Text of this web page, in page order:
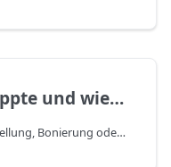
Produkte gespeichert?
Wann Eingaben in der App als Bestellung, Bonierung oder Storno gespeichert werden